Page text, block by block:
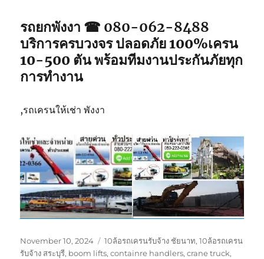
รถยกพังงา ☎ 080-062-8488
บริการครบวงจร ปลอดภัย 100%เครน
10-500 ตัน พร้อมทีมงานประกันภัยทุก
การทำงาน
,รถเครนให้เช่า พังงา
Posted
on
November 10, 2024 Tags
10ล้อรถเครนรับจ้าง ชัยนาท,10ล้อรถเครน
รับจ้าง สระบุรี, boom lifts,containre handlers,crane truck,